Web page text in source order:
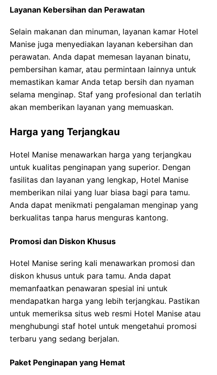
Layanan Kebersihan dan Perawatan
Selain makanan dan minuman, layanan kamar Hotel
Manise juga menyediakan layanan kebersihan dan
perawatan. Anda dapat memesan layanan binatu,
pembersihan kamar, atau permintaan lainnya untuk
memastikan kamar Anda tetap bersih dan nyaman
selama menginap. Staf yang profesional dan terlatih
akan memberikan layanan yang memuaskan.
Harga yang Terjangkau
Hotel Manise menawarkan harga yang terjangkau
untuk kualitas penginapan yang superior. Dengan
fasilitas dan layanan yang lengkap, Hotel Manise
memberikan nilai yang luar biasa bagi para tamu.
Anda dapat menikmati pengalaman menginap yang
berkualitas tanpa harus menguras kantong.
Promosi dan Diskon Khusus
Hotel Manise sering kali menawarkan promosi dan
diskon khusus untuk para tamu. Anda dapat
memanfaatkan penawaran spesial ini untuk
mendapatkan harga yang lebih terjangkau. Pastikan
untuk memeriksa situs web resmi Hotel Manise atau
menghubungi staf hotel untuk mengetahui promosi
terbaru yang sedang berjalan.
Paket Penginapan yang Hemat